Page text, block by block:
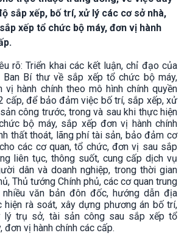
sắp xếp, bố trí, xử lý các cơ sở nhà,
xếp tổ chức bộ máy, đơn vị hành
rõ: Triển khai các kết luận, chỉ đạo của
Ban Bí thư về sắp xếp tổ chức bộ máy,
vị hành chính theo mô hình chính quyền
cấp, để bảo đảm việc bố trí, sắp xếp, xử
công trước, trong và sau khi thực hiện
bộ máy, sắp xếp đơn vị hành chính
thất thoát, lãng phí tài sản, bảo đảm cơ
các cơ quan, tổ chức, đơn vị sau sắp
liên tục, thông suốt, cung cấp dịch vụ
dân và doanh nghiệp, trong thời gian
Thủ tướng Chính phủ, các cơ quan trung
văn bản đôn đốc, hướng dẫn địa
hiện rà soát, xây dựng phương án bố trí,
lý trụ sở, tài sản công sau sắp xếp tổ
đơn vị hành chính các cấp.